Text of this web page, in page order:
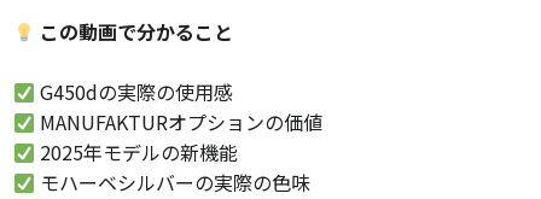
この動画で分かること
G450dの実際の使用感
MANUFAKTURオプションの価値
2025年モデルの新機能
モハーベシルバーの実際の色味